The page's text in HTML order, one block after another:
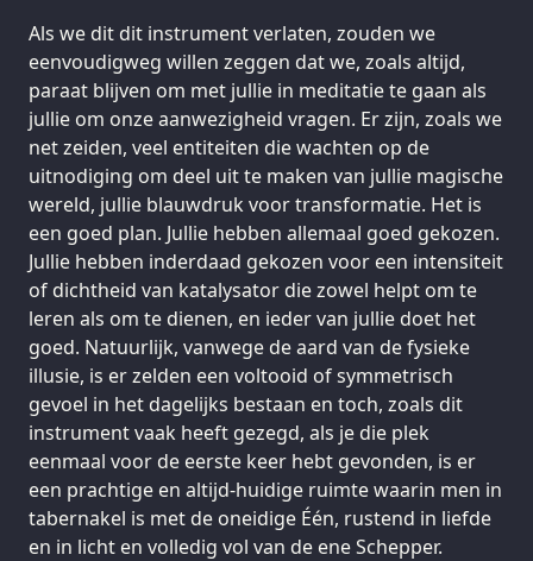
Als we dit dit instrument verlaten, zouden we
eenvoudigweg willen zeggen dat we, zoals altijd,
paraat blijven om met jullie in meditatie te gaan als
jullie om onze aanwezigheid vragen. Er zijn, zoals we
net zeiden, veel entiteiten die wachten op de
uitnodiging om deel uit te maken van jullie magische
wereld, jullie blauwdruk voor transformatie. Het is
een goed plan. Jullie hebben allemaal goed gekozen.
Jullie hebben inderdaad gekozen voor een intensiteit
of dichtheid van katalysator die zowel helpt om te
leren als om te dienen, en ieder van jullie doet het
goed. Natuurlijk, vanwege de aard van de fysieke
illusie, is er zelden een voltooid of symmetrisch
gevoel in het dagelijks bestaan en toch, zoals dit
instrument vaak heeft gezegd, als je die plek
eenmaal voor de eerste keer hebt gevonden, is er
een prachtige en altijd-huidige ruimte waarin men in
tabernakel is met de oneidige Één, rustend in liefde
en in licht en volledig vol van de ene Schepper.